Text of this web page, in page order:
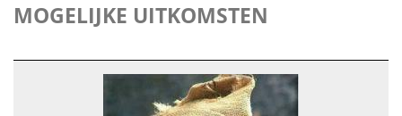
MOGELIJKE UITKOMSTEN